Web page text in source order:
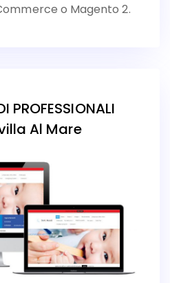
o Magento 2.
PROFESSIONALI
Al Mare